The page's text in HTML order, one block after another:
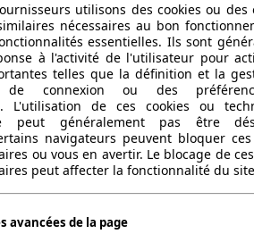
6.7 l/100km
5.0 l/100km
5.6 l/100km
Euro 5
70 l
XB710
utilisons des cookies ou des
nécessaires au bon
essentielles. Ils sont
à l'activité de l'utilisateur pour
telles que la définition et la
de connexion ou des
L'utilisation de ces cookies ou
peut généralement pas être
navigateurs peuvent bloquer ces
ou vous en avertir. Le blocage de
peut affecter la fonctionnalité du
avancées de la page